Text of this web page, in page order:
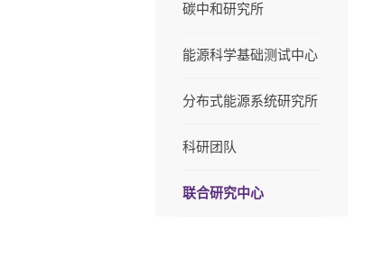
碳中和研究所
能源科学基础测试中心
分布式能源系统研究所
科研团队
联合研究中心